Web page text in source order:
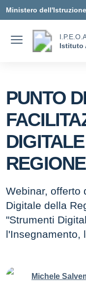
Ministero
Istituto
PUNTO DI
Webinar, offerto
Digitale della
"Strumenti
l'Insegnamento,
Michele